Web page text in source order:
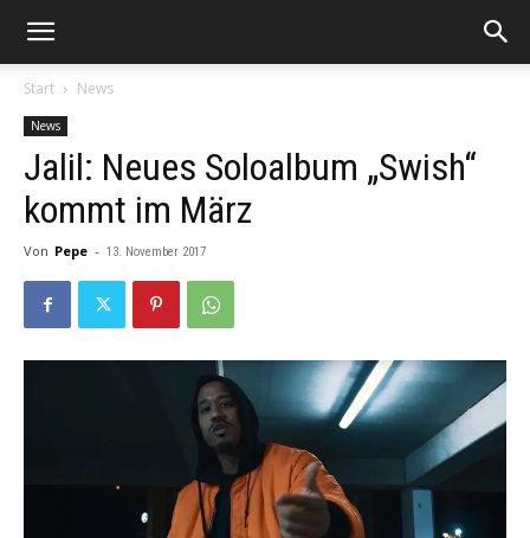
Start News
News
Jalil: Neues Soloalbum „Swish“
kommt im März
Von Pepe - 13. November 2017